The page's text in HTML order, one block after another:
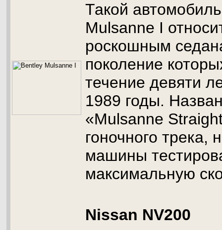
Такой
Mulsanne I
роскошным
поколение
течение девяти
1989 годы.
«Mulsanne
гоночного трека,
машины
максимальную
Nissan NV200